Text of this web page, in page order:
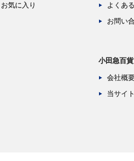
お気に入り
よくあ
お問い
小田急百
会社概
当サイ